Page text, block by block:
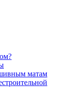
матам